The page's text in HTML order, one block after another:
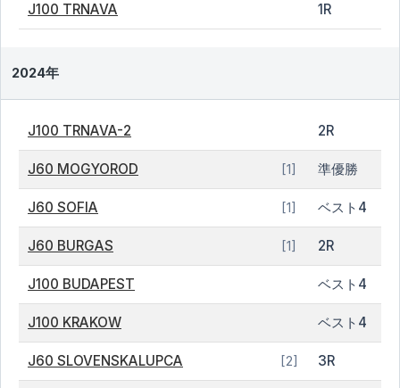
J100 TRNAVA 1R
2024年
J100 TRNAVA-2 2R
J60 MOGYOROD [1] 準優勝
J60 SOFIA [1] ベスト4
J60 BURGAS [1] 2R
J100 BUDAPEST ベスト4
J100 KRAKOW ベスト4
J60 SLOVENSKALUPCA [2] 3R